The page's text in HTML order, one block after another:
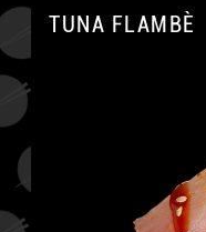
TUNA FLAMBÈ